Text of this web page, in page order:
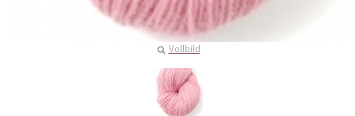
Vollbild